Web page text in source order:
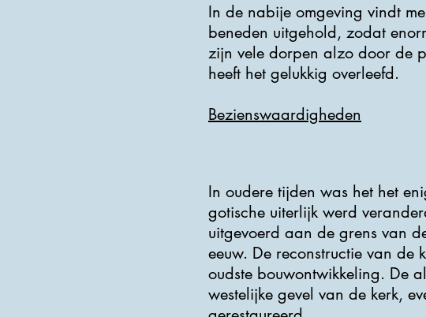
In de nabije omgeving vindt
beneden uitgehold, zodat
zijn vele dorpen alzo door de
heeft het gelukkig overleefd.
Bezienswaardigheden
In oudere tijden was het het
gotische uiterlijk werd
uitgevoerd aan de grens van
eeuw. De reconstructie van de
oudste bouwontwikkeling. De
westelijke gevel van de kerk,